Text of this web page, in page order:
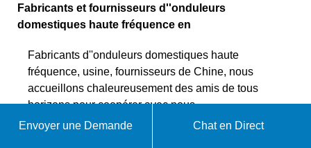
Fabricants et fournisseurs d''onduleurs
domestiques haute fréquence en
Fabricants d''onduleurs domestiques haute
fréquence, usine, fournisseurs de Chine, nous
accueillons chaleureusement des amis de tous
horizons pour coopérer avec nous.
Envoyer une Demande Chat en Direct